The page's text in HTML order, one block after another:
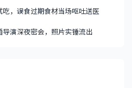
，误食过期食材当场呕吐送医
导演深夜密会，照片实锤流出